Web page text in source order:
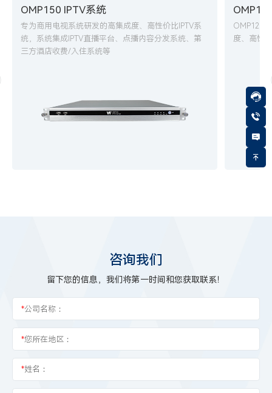
OMP150 IPTV系统
专为商用电视系统研发的高集成度、高性价比IPTV系
统，系统集成IPTV直播平台、点播内容分发系统、第
三方酒店收费/入住系统等
OMP120
度、高性
咨询我们
留下您的信息，我们将第一时间和您获取联系！
*公司名称：
*您所在地区：
*姓名：